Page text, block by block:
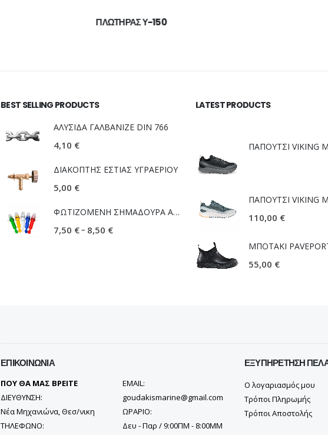
ΠΛΩΤΗΡΑΣ Υ-150
BEST SELLING PRODUCTS
ΑΛΥΣΙΔΑ ΓΑΛΒΑΝΙΖΕ DIN 766
4,10 €
ΔΙΑΚΟΠΤΗΣ ΕΣΤΙΑΣ ΥΓΡΑΕΡΙΟΥ
5,00 €
ΦΩΤΙΖΟΜΕΝΗ ΣΗΜΑΔΟΥΡΑ ΑΛΙΕΙΑΣ LED (ΣΠΙΘΑ)
7,50 €– 8,50 €
LATEST PRODUCTS
110,00 €
ΜΠΟΤΑΚΙ
55,00 €
ΕΠΙΚΟΙΝΩΝΊΑ
ΠΟΥ ΘΑ ΜΑΣ ΒΡΕΙΤΕ
ΔΙΕΥΘΥΝΣΗ:
Νέα Μηχανιώνα, Θεσ/νικη
ΤΗΛΕΦΩΝΟ:
EMAIL:
goudakismarine@gmail.com
ΩΡΑΡΙΟ:
Δευ - Παρ / 9:00ΠΜ - 8:00ΜΜ
ΕΞΥΠΗΡΈΤΗΣΗ
Ο λογαριασμός μου
Τρόποι Πληρωμής
Τρόποι Αποστολής